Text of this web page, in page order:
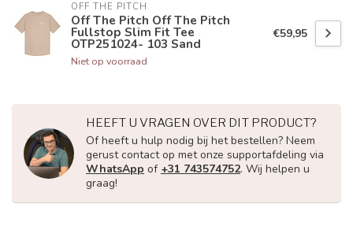
OFF THE PITCH
Off The Pitch Off The Pitch
Fullstop Slim Fit Tee
OTP251024- 103 Sand
Niet op voorraad
€59,95
HEEFT U VRAGEN OVER DIT PRODUCT?
Of heeft u hulp nodig bij het bestellen? Neem
gerust contact op met onze supportafdeling via
WhatsApp of +31 743574752. Wij helpen u
graag!